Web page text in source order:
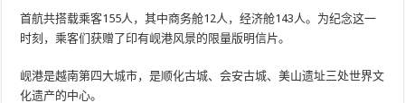
首航共搭载乘客155人，其中商务舱12人，经济舱143人。为纪念这一
时刻，乘客们获赠了印有岘港风景的限量版明信片。
岘港是越南第四大城市，是顺化古城、会安古城、美山遗址三处世界文
化遗产的中心。